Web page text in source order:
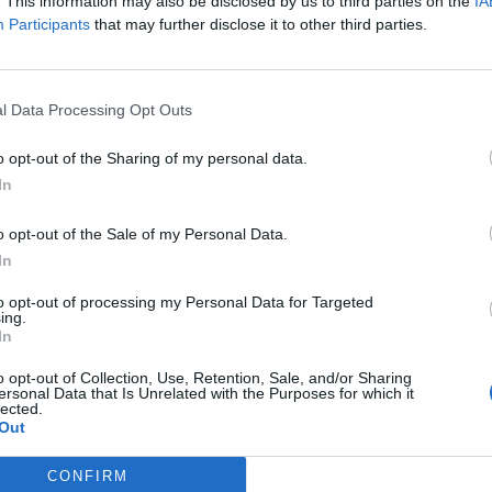
Participants that may further disclose it to other third parties.
Data Processing Opt Outs
opt-out of the Sharing of my personal data.
opt-out of the Sale of my Personal Data.
opt-out of processing my Personal Data for Targeted
opt-out of Collection, Use, Retention, Sale, and/or Sharing
Data that Is Unrelated with the Purposes for which it
CONFIRM
előkerülnek a kormányzás aktuális és múltbéli
„rendszerváltásig”.
– ez volt az ÖT a héten
közéleti tér, a kommentek világa, valamint Magyar Péter
legbüdösebb, legnyirkosabb zugaiban létezik, kulturális
megidézhetetlen, arcátlan és arctalan.